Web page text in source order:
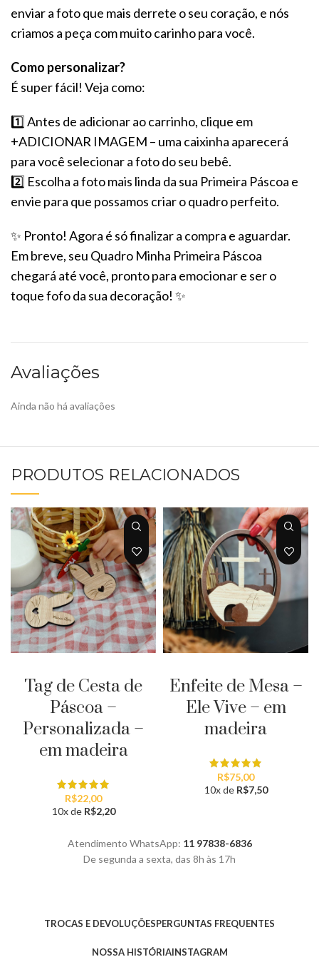
enviar a foto que mais derrete o seu coração, e nós
criamos a peça com muito carinho para você.
Como personalizar?
É super fácil! Veja como:
1️⃣Antes de adicionar ao carrinho, clique em
+ADICIONAR IMAGEM – uma caixinha aparecerá
para você selecionar a foto do seu bebê.
2️⃣ Escolha a foto mais linda da sua Primeira Páscoa e
envie para que possamos criar o quadro perfeito.
✨ Pronto! Agora é só finalizar a compra e aguardar.
Em breve, seu Quadro Minha Primeira Páscoa
chegará até você, pronto para emocionar e ser o
toque fofo da sua decoração! ✨
Avaliações
Ainda não há avaliações
PRODUTOS RELACIONADOS
Tag de Cesta de
Páscoa –
Personalizada –
em madeira
R$22,00
10x de R$2,20
Enfeite de Mesa –
Ele Vive – em
madeira
R$75,00
10x de R$7,50
Atendimento WhatsApp: 11 97838-6836
De segunda a sexta, das 8h às 17h
TROCAS E DEVOLUÇÕESPERGUNTAS FREQUENTES
NOSSA HISTÓRIAINSTAGRAM